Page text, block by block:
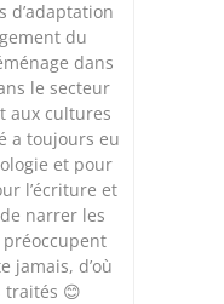
d’adaptation
du
dans
le secteur
aux cultures
a toujours eu
et pour
l’écriture et
narrer les
jamais, d’où
traités 😊